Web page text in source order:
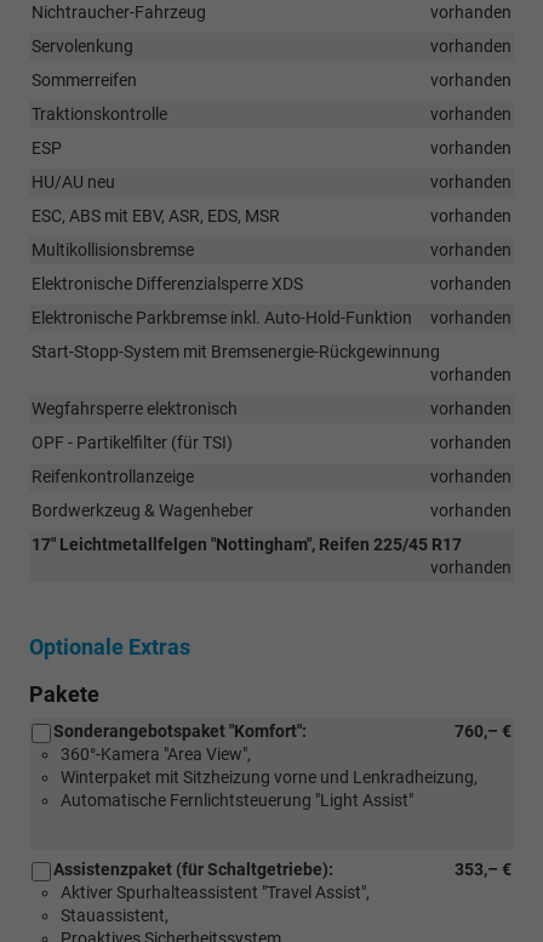
Nichtraucher-Fahrzeug
vorhanden
Servolenkung
vorhanden
Sommerreifen
vorhanden
Traktionskontrolle
vorhanden
ESP
vorhanden
HU/AU neu
vorhanden
ESC, ABS mit EBV, ASR, EDS, MSR
vorhanden
Multikollisionsbremse
vorhanden
Elektronische Differenzialsperre XDS
vorhanden
Elektronische Parkbremse inkl. Auto-Hold-Funktion
vorhanden
Start-Stopp-System mit Bremsenergie-Rückgewinnung
vorhanden
Wegfahrsperre elektronisch
vorhanden
OPF - Partikelfilter (für TSI)
vorhanden
Reifenkontrollanzeige
vorhanden
Bordwerkzeug & Wagenheber
vorhanden
17" Leichtmetallfelgen "Nottingham", Reifen 225/45 R17
vorhanden
Optionale Extras
Pakete
760,– €
Sonderangebotspaket "Komfort":
360°-Kamera "Area View",
Winterpaket mit Sitzheizung vorne und Lenkradheizung,
Automatische Fernlichtsteuerung "Light Assist"
353,– €
Assistenzpaket (für Schaltgetriebe):
Aktiver Spurhalteassistent "Travel Assist",
Stauassistent,
Proaktives Sicherheitssystem